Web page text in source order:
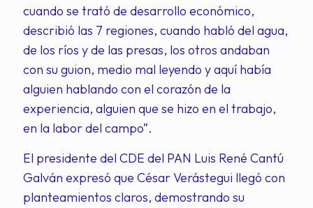
cuando se trató de desarrollo económico,
describió las 7 regiones, cuando habló del agua,
de los ríos y de las presas, los otros andaban
con su guion, medio mal leyendo y aquí había
alguien hablando con el corazón de la
experiencia, alguien que se hizo en el trabajo,
en la labor del campo”.
El presidente del CDE del PAN Luis René Cantú
Galván expresó que César Verástegui llegó con
planteamientos claros, demostrando su